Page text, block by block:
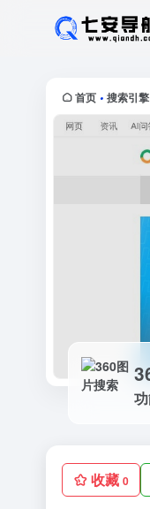
首页 • 搜索引擎
收藏 0